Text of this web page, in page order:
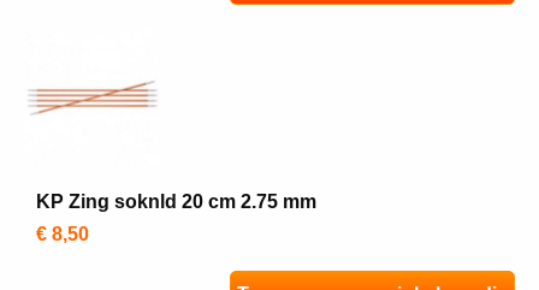
KP Zing soknld 20 cm 2.75 mm
€ 8,50